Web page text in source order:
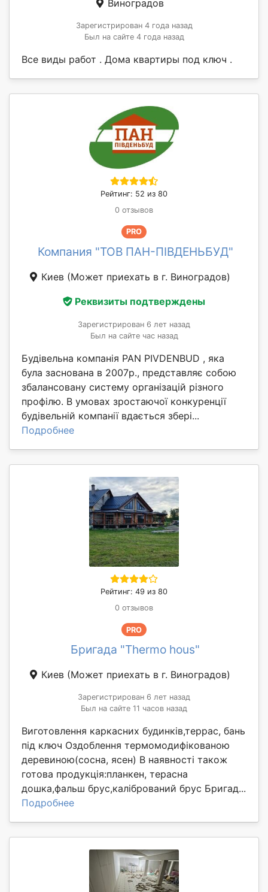
Виноградов
Зарегистрирован 4 года назад
Был на сайте 4 года назад
Все виды работ . Дома квартиры под ключ .
Рейтинг: 52 из 80
0 отзывов
PRO
Компания "ТОВ ПАН-ПІВДЕНЬБУД"
Киев (Может приехать в г. Виноградов)
Реквизиты подтверждены
Зарегистрирован 6 лет назад
Был на сайте час назад
Будівельна компанія PAN PIVDENBUD , яка
була заснована в 2007р., представляє собою
збалансовану систему організацій різного
профілю. В умовах зростаючої конкуренції
будівельній компанії вдається збері...
Подробнее
Рейтинг: 49 из 80
0 отзывов
PRO
Бригада "Thermo hous"
Киев (Может приехать в г. Виноградов)
Зарегистрирован 6 лет назад
Был на сайте 11 часов назад
Виготовлення каркасних будинків,террас, бань
під ключ Оздоблення термомодифікованою
деревиною(сосна, ясен) В наявності також
готова продукція:планкен, терасна
дошка,фальш брус,калібрований брус Бригад...
Подробнее